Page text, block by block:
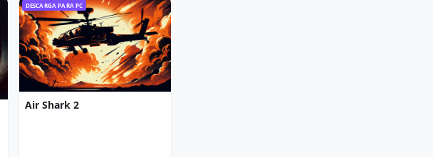
DESCARGA PARA PC
Air Shark 2